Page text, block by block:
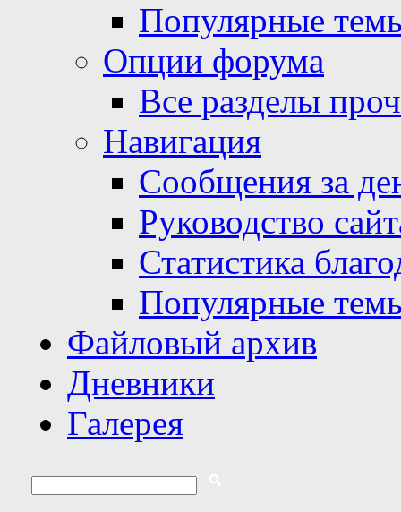
Популярные
Опции форума
Все разделы
Навигация
Сообщения за
Руководство
Статистика
Популярные
Файловый архив
Дневники
Галерея